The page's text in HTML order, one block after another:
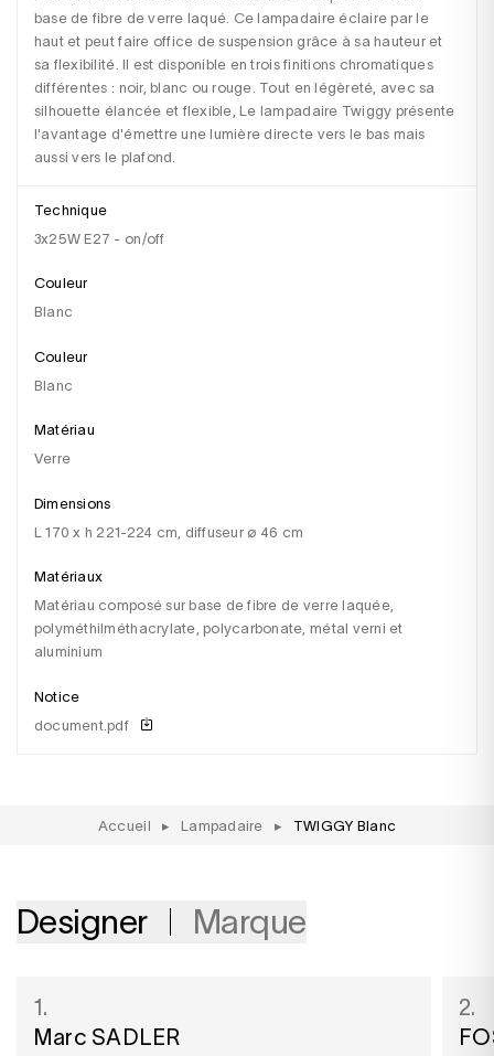
base de fibre de verre laqué. Ce lampadaire éclaire par le
haut et peut faire office de suspension grâce à sa hauteur et
sa flexibilité. Il est disponible en trois finitions chromatiques
différentes : noir, blanc ou rouge. Tout en légèreté, avec sa
silhouette élancée et flexible, Le lampadaire Twiggy présente
l'avantage d'émettre une lumière directe vers le bas mais
aussi vers le plafond.
Technique
3x25W E27 - on/off
Couleur
Blanc
Couleur
blanc
Matériau
verre
Dimensions
l 170 x h 221-224 cm, diffuseur ø 46 cm
Matériaux
matériau composé sur base de fibre de verre laquée,
polyméthilméthacrylate, polycarbonate, métal verni et
aluminium
Notice
document.pdf
Accueil ▸ Lampadaire ▸ TWIGGY Blanc
Designer Marque
1.
Marc SADLER
2.